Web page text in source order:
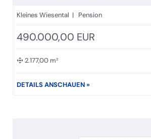
Kleines Wiesental | Pension
490.000,00 EUR
2.177,00 m²
DETAILS ANSCHAUEN »